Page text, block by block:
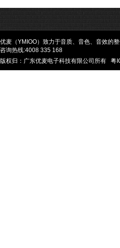
优麦（YMIOO）致力于音质、音色、音效的
咨询热线:4008 335 168
版权归：广东优麦电子科技有限公司所有 粤